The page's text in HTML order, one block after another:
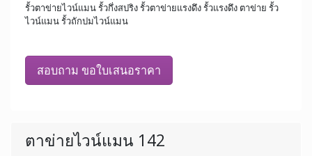
รั้วตาข่ายไวน์แมน รั้วกึ่งสปริง รั้วตาข่ายแรงดึง รั้วแรงดึง ตาข่าย รั้ว
ไวน์แมน รั้วถักปมไวน์แมน
สอบถาม ขอใบเสนอราคา
ตาข่ายไวน์แมน 142